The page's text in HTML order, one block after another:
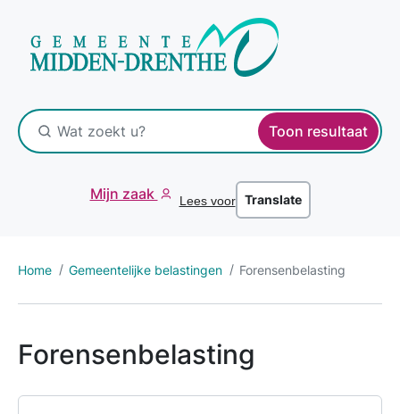
Toon resultaat
Mijn zaak Lees voor Translate
Home Gemeentelijke belastingen Forensenbelasting
Forensenbelasting